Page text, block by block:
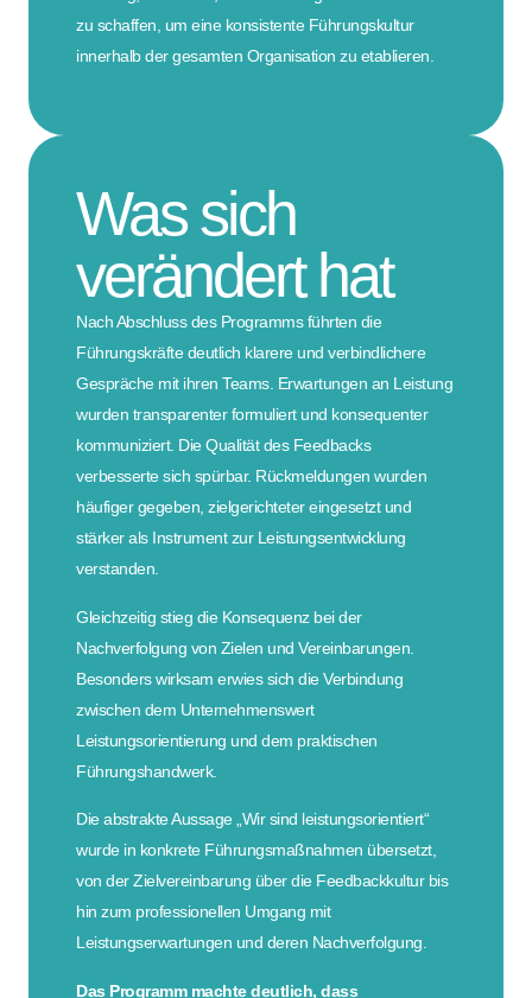
zu schaffen, um eine konsistente Führungskultur
innerhalb der gesamten Organisation zu etablieren.
Was sich
verändert hat
Nach Abschluss des Programms führten die
Führungskräfte deutlich klarere und verbindlichere
Gespräche mit ihren Teams. Erwartungen an Leistung
wurden transparenter formuliert und konsequenter
kommuniziert. Die Qualität des Feedbacks
verbesserte sich spürbar. Rückmeldungen wurden
häufiger gegeben, zielgerichteter eingesetzt und
stärker als Instrument zur Leistungsentwicklung
verstanden.
Gleichzeitig stieg die Konsequenz bei der
Nachverfolgung von Zielen und Vereinbarungen.
Besonders wirksam erwies sich die Verbindung
zwischen dem Unternehmenswert
Leistungsorientierung und dem praktischen
Führungshandwerk.
Die abstrakte Aussage „Wir sind leistungsorientiert“
wurde in konkrete Führungsmaßnahmen übersetzt,
von der Zielvereinbarung über die Feedbackkultur bis
hin zum professionellen Umgang mit
Leistungserwartungen und deren Nachverfolgung.
Das Programm machte deutlich, dass